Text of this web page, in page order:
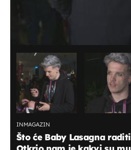
INMAGAZIN
Što će Baby Lasagna